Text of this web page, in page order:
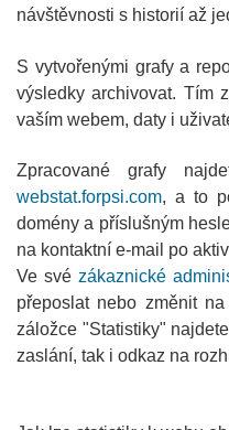
návštěvnosti s historií až
S vytvořenými grafy a
výsledky archivovat. Tím
vaším webem, daty i
Zpracované grafy
webstat.forpsi.com, a to
domény a příslušným
na kontaktní e-mail po
Ve své zákaznické
přeposlat nebo změnit
záložce "Statistiky"
zaslání, tak i odkaz na